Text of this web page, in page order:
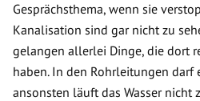
Gesprächsthema, wenn sie
Kanalisation sind gar nicht zu
gelangen allerlei Dinge, die dort
haben. In den Rohrleitungen darf
ansonsten läuft das Wasser nicht